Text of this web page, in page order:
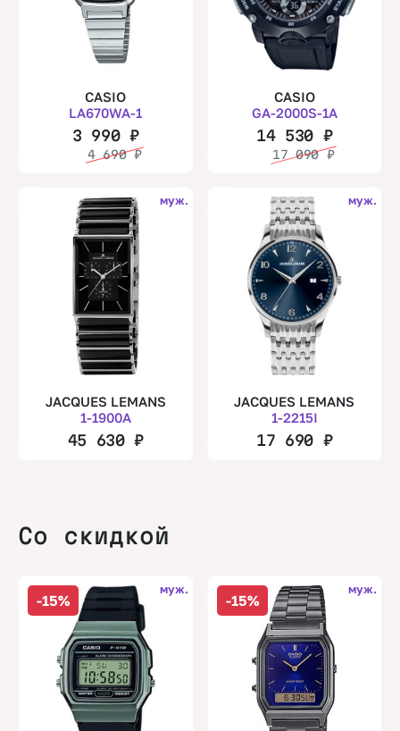
CASIO
LA670WA-1
3 990 ₽
4 690₽
CASIO
GA-2000S-1A
14 530 ₽
17 090₽
муж.
JACQUES LEMANS
1-1900A
45 630₽
муж.
JACQUES LEMANS
1-2215I
17 690 ₽
Со скидкой
-15%
муж.
-15%
муж.